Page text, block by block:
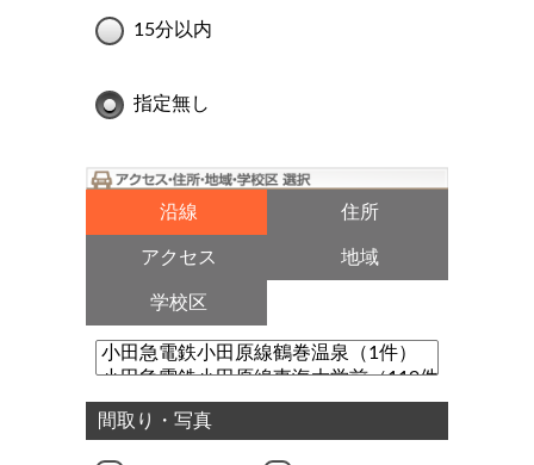
15分以内
指定無し
沿線 住所
アクセス 地域
学校区
間取り・写真